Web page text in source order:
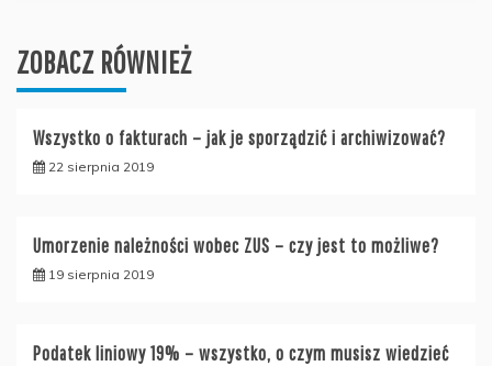
ZOBACZ RÓWNIEŻ
Wszystko o fakturach – jak je sporządzić i archiwizować?
22 sierpnia 2019
Umorzenie należności wobec ZUS – czy jest to możliwe?
19 sierpnia 2019
Podatek liniowy 19% – wszystko, o czym musisz wiedzieć